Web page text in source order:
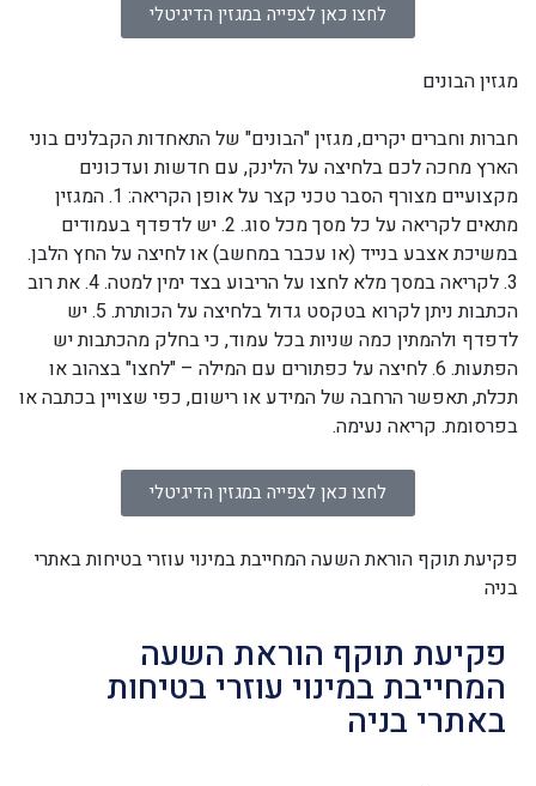
לחצו כאן לצפייה במגזין הדיגיטלי
מגזין הבונים
חברות וחברים יקרים, מגזין "הבונים" של התאחדות הקבלנים בוני
הארץ מחכה לכם בלחיצה על הלינק, עם חדשות ועדכונים
מקצועיים מצורף הסבר טכני קצר על אופן הקריאה: 1.⁠ ⁠המגזין
מתאים לקריאה על כל מסך מכל סוג. 2.⁠ ⁠יש לדפדף בעמודים
במשיכת אצבע בנייד (או עכבר במחשב) או לחיצה על החץ הלבן.
3.⁠ ⁠לקריאה במסך מלא לחצו על הריבוע בצד ימין למטה. 4.⁠ ⁠את רוב
הכתבות ניתן לקרוא בטקסט גדול בלחיצה על הכותרת. 5.⁠ ⁠יש
לדפדף ולהמתין כמה שניות בכל עמוד, כי בחלק מהכתבות יש
הפתעות. 6.⁠ ⁠לחיצה על כפתורים עם המילה – "לחצו" בצהוב או
תכלת, תאפשר הרחבה של המידע או רישום, כפי שצויין בכתבה או
בפרסומת. קריאה נעימה.
לחצו כאן לצפייה במגזין הדיגיטלי
פקיעת תוקף הוראת השעה המחייבת במינוי עוזרי בטיחות באתרי
בניה
פקיעת תוקף הוראת השעה
המחייבת במינוי עוזרי בטיחות
באתרי בניה